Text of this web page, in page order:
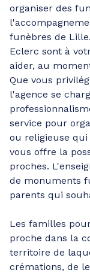
organiser des
funèbres de
Eclerc sont à
aider, au
Que vous
l'agence se
service pour
ou religieuse
vous offre la
proches.
de monuments
parents qui
Les familles
proche dans la
territoire de
crémations, de